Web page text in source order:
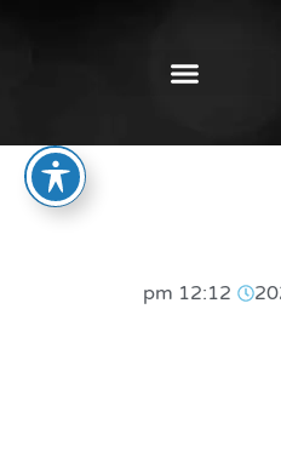
12:12 pm